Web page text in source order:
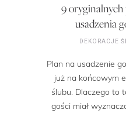
9 oryginalnych
usadzenia
DEKORACJE
Plan na usadzenie
już na końcowym
ślubu. Dlaczego to
gości miał